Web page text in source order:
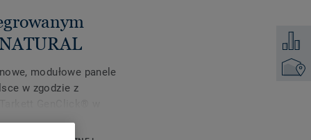
Dodaj
modułowe panele
w zgodzie z
szybki i łatwy
systemach